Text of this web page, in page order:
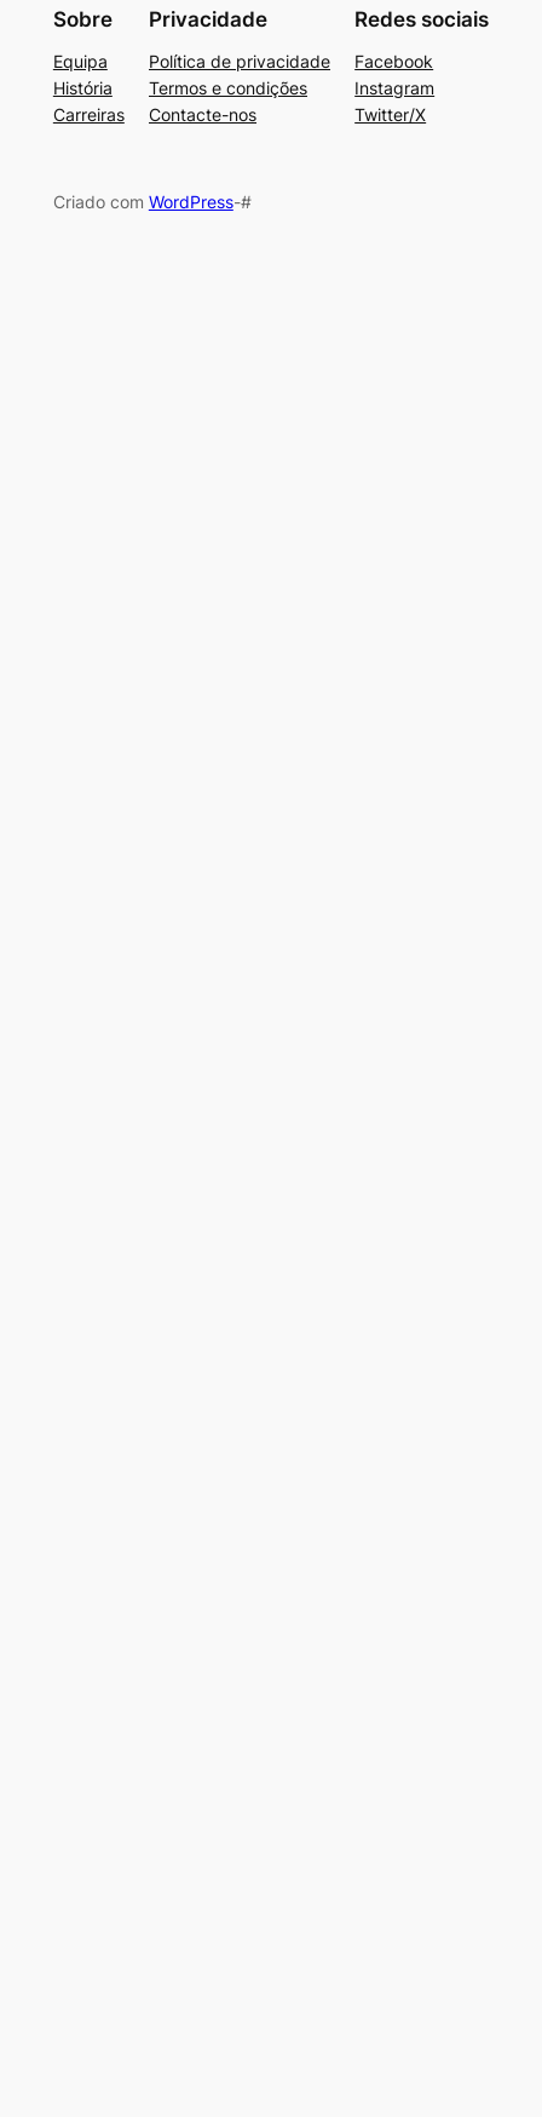
Sobre
Equipa
História
Carreiras
Privacidade
Política de privacidade
Termos e condições
Contacte-nos
Redes sociais
Facebook
Instagram
Twitter/X
Criado com WordPress-#